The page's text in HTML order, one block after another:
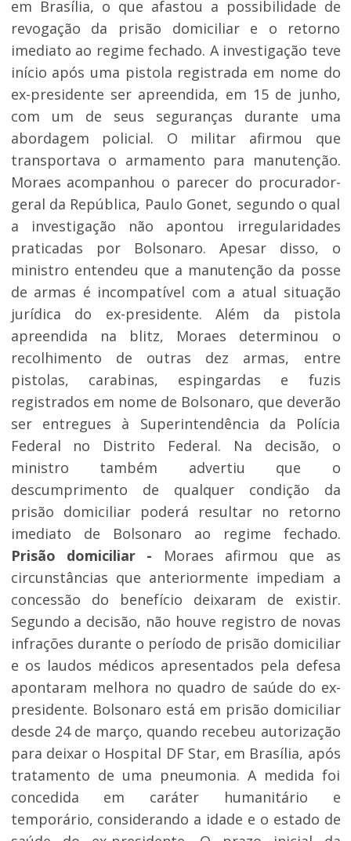
em Brasília, o que afastou a possibilidade de
revogação da prisão domiciliar e o retorno
imediato ao regime fechado. A investigação teve
início após uma pistola registrada em nome do
ex-presidente ser apreendida, em 15 de junho,
com um de seus seguranças durante uma
abordagem policial. O militar afirmou que
transportava o armamento para manutenção.
Moraes acompanhou o parecer do procurador-
geral da República, Paulo Gonet, segundo o qual
a investigação não apontou irregularidades
praticadas por Bolsonaro. Apesar disso, o
ministro entendeu que a manutenção da posse
de armas é incompatível com a atual situação
jurídica do ex-presidente. Além da pistola
apreendida na blitz, Moraes determinou o
recolhimento de outras dez armas, entre
pistolas, carabinas, espingardas e fuzis
registrados em nome de Bolsonaro, que deverão
ser entregues à Superintendência da Polícia
Federal no Distrito Federal. Na decisão, o
ministro também advertiu que o
descumprimento de qualquer condição da
prisão domiciliar poderá resultar no retorno
imediato de Bolsonaro ao regime fechado.
Prisão domiciliar -
Moraes afirmou que as
circunstâncias que anteriormente impediam a
concessão do benefício deixaram de existir.
Segundo a decisão, não houve registro de novas
infrações durante o período de prisão domiciliar
e os laudos médicos apresentados pela defesa
apontaram melhora no quadro de saúde do ex-
presidente. Bolsonaro está em prisão domiciliar
desde 24 de março, quando recebeu autorização
para deixar o Hospital DF Star, em Brasília, após
tratamento de uma pneumonia. A medida foi
concedida em caráter humanitário e
temporário, considerando a idade e o estado de